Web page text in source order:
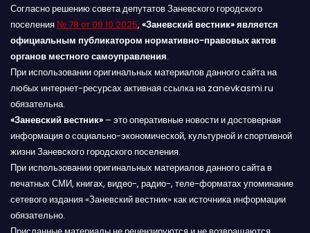
Согласно решению совета депутатов Заневского городского
поселения № 78 от 09.10.2025, «Заневский вестник» является
официальным публикатором нормативно-правовых актов
органов местного самоуправления.
При использовании оригинальных материалов данного сайта на
любых интернет-ресурсах активная ссылка на zanevkasmi.ru
обязательна.
«Заневский вестник» – это оперативные новости и достоверная
информация о социально-экономической, культурной и спортивной
жизни Заневского городского поселения.
При использовании оригинальных материалов данного сайта в
печатных СМИ, книгах, видео-, радио-, теле-форматах упоминание
сетевого издания «Заневский вестник» как источника информации
обязательно.